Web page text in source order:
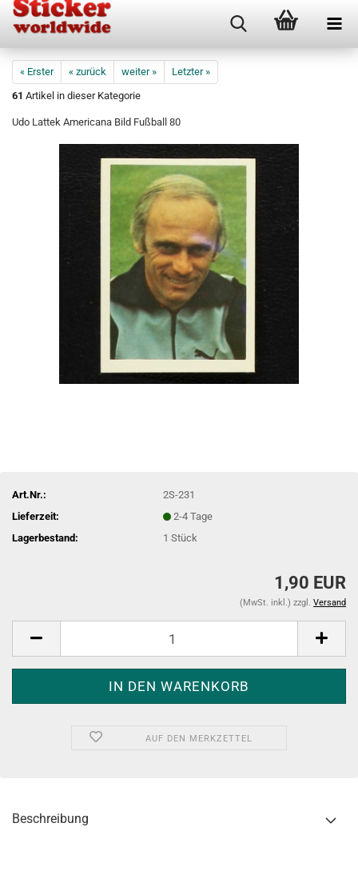
« Erster « zurück weiter »
Letzter »
61 Artikel in dieser Kategorie
Udo Lattek Americana Bild Fußball 80
Art.Nr.:
2S-231
Lieferzeit:
2-4 Tage
Lagerbestand:
1Stück
1,90 EUR
(MwSt. inkl.) zzgl. Versand
AUF DEN MERKZETTEL
Beschreibung